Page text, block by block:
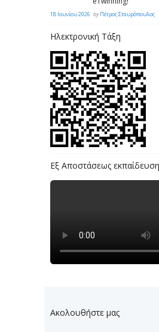
18 Ιουνίου 2026 byΠέτρος Σταυρόπουλος
Ηλεκτρονική Τάξη
Εξ Αποστάσεως εκπαίδευση
Ακολουθήστε μας